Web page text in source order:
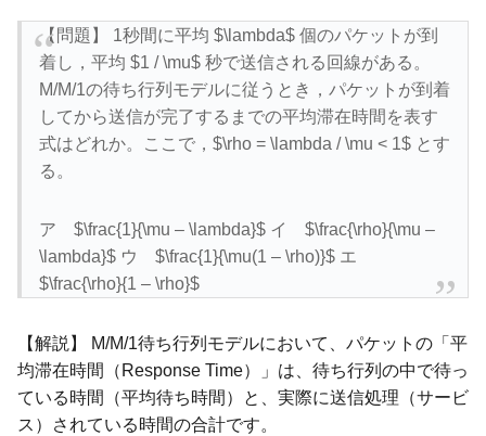
【問題】 1秒間に平均 $\lambda$ 個のパケットが到
着し，平均 $1 / \mu$ 秒で送信される回線がある。
M/M/1の待ち行列モデルに従うとき，パケットが到着
してから送信が完了するまでの平均滞在時間を表す
式はどれか。ここで，$\rho = \lambda / \mu < 1$ とす
る。
ア $\frac{1}{\mu – \lambda}$ イ $\frac{\rho}{\mu –
\lambda}$ ウ $\frac{1}{\mu(1 – \rho)}$ エ
$\frac{\rho}{1 – \rho}$
【解説】 M/M/1待ち行列モデルにおいて、パケットの「平
均滞在時間（Response Time）」は、待ち行列の中で待っ
ている時間（平均待ち時間）と、実際に送信処理（サービ
ス）されている時間の合計です。